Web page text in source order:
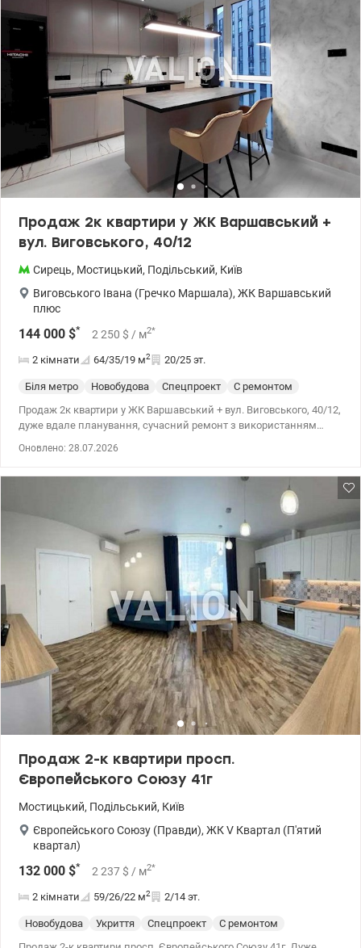
енергоощадним, трикамерним склінням. Стіни утеплені зовні.
Санвузол суміщений, централізоване водопостачання,
опалення від автономної котельні комплексу. Поруч — дитсадки,
школа, магазини, ТРЦ, зупинки транспорту. Поблизу —
будівництво станції метро. Телефонуйте, домовимось про
перегляд! Ціна: 129 000 у.о. (050)962-65-54 Вікторія
Valion.ua/1136396
Продаж 2к квартири у ЖК Варшавський +
вул. Виговського, 40/12
Сирець, Мостицький, Подільський, Київ
Виговського Івана (Гречко Маршала), ЖК Варшавський
плюс
144 000 $* 2 250 $ / м2*
2 кімнати 64/35/19 м2 20/25 эт.
Біля метро Новобудова Спецпроект
С ремонтом
Продаж 2к квартири у ЖК Варшавський + вул. Виговського, 40/12,
дуже вдале планування, сучасний ремонт з використанням
дуже развітою інфраструктурою, будується метро, поруч з
будинком висотний паркінг. Цена 144000 у.о, 0503932257 Мария.
Valion.ua /1134939
Оновлено: 28.07.2026
Продаж 2-к квартири просп.
Європейського Союзу 41г
Мостицький, Подільський, Київ
Європейського Союзу (Правди), ЖК V Квартал (П'ятий
квартал)
132 000 $* 2 237 $ / м2*
2 кімнати 59/26/22 м2 2/14 эт.
Новобудова Укриття Спецпроект
С ремонтом